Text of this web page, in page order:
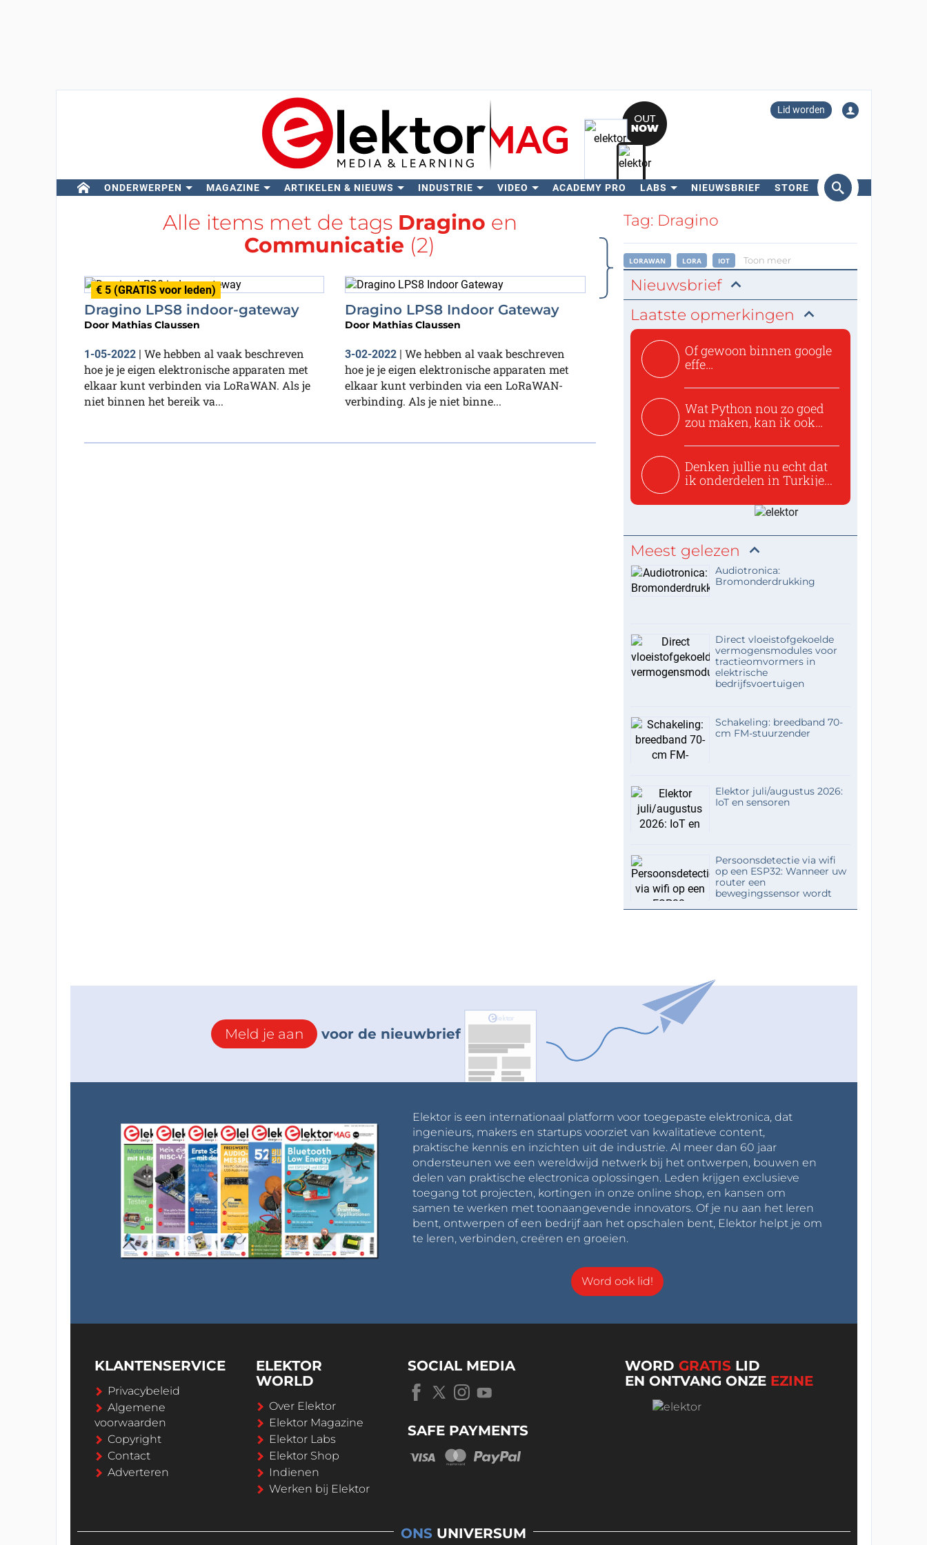
Lid worden
ONDERWERPEN MAGAZINE ARTIKELEN & NIEUWS INDUSTRIE VIDEO ACADEMY PRO LABS NIEUWSBRIEF STORE
Zoeken
Alle items met de tags Dragino en
Communicatie (2)
€ 5 (GRATIS voor leden)
Dragino LPS8 indoor-gateway
Door Mathias Claussen
1-05-2022| We hebben al vaak beschreven
hoe je je eigen elektronische apparaten met
elkaar kunt verbinden via LoRaWAN. Als je
niet binnen het bereik va...
Dragino LPS8 Indoor Gateway
Door Mathias Claussen
3-02-2022 | We hebben al vaak beschreven
hoe je je eigen elektronische apparaten met
elkaar kunt verbinden via een LoRaWAN-
verbinding. Als je niet binne...
Tag: Dragino
LORAWAN LORA IOT Toon meer
Nieuwsbrief
Laatste opmerkingen
Of gewoon binnen google
effe
Wat Python nou zo goed
zou maken, kan ik ook
Denken jullie nu echt dat
ik onderdelen in Turkije...
Meest gelezen
Audiotronica:
Bromonderdrukking
Direct vloeistofgekoelde
vermogensmodules voor
tractieomvormers in
elektrische
bedrijfsvoertuigen
Schakeling: breedband 70-
cm FM-stuurzender
Elektor juli/augustus 2026:
IoT en sensoren
Persoonsdetectie via wifi
op een ESP32: Wanneer uw
router een
bewegingssensor wordt
Meld je aan voor de nieuwbrief
Elektor is een internationaal platform voor toegepaste elektronica, dat
ingenieurs, makers en startups voorziet van kwalitatieve content,
praktische kennis en inzichten uit de industrie. Al meer dan 60 jaar
ondersteunen we een wereldwijd netwerk bij het ontwerpen, bouwen en
delen van praktische electronica oplossingen. Leden krijgen exclusieve
toegang tot projecten, kortingen in onze online shop, en kansen om
samen te werken met toonaangevende innovators. Of je nu aan het leren
bent, ontwerpen of een bedrijf aan het opschalen bent, Elektor helpt je om
te leren, verbinden, creëren en groeien.
Word ook lid!
KLANTENSERVICE
Privacybeleid
Algemene
voorwaarden
Copyright
Contact
Adverteren
ELEKTOR
WORLD
Over Elektor
Elektor Magazine
Elektor Labs
Elektor Shop
Indienen
Werken bij Elektor
SOCIAL MEDIA
SAFE PAYMENTS
WORDGRATIS LID
EN ONTVANG ONZE EZINE
ONS UNIVERSUM